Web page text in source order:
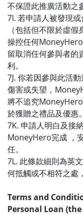
不保證此推廣活動之
7I. 若申請人被發現
（包括但不限於虛
操控任何
留取消任何參與者的
利。
7J. 你若因參與此活
傷害或失望，
將不追究
於獲贈之禮品及優惠。
7K. 申請人明白及接
MoneyHero完成 ，
任。
7L. 此條款細則為英
何抵觸或不相符之處
Terms and
Personal Loan